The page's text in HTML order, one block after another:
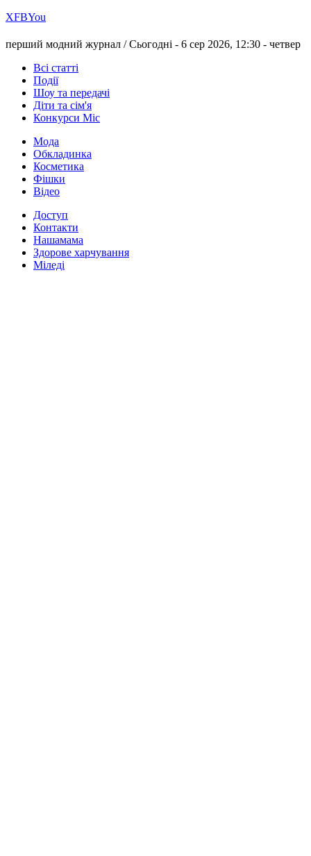
ХFBYou
перший модний журнал /Сьогодні - 6 сер 2026, 12:30 - четвер
Всі статті
Події
Шоу та передачі
Діти та сім'я
Конкурси Міс
Мода
Обкладинка
Косметика
Фішки
Відео
Доступ
Контакти
Нашамама
Здорове харчування
Міледі